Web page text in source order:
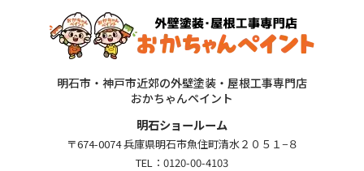
明石市・神戸市近郊の外壁塗装・屋根工事専門店
おかちゃんペイント
明石ショールーム
〒674-0074 兵庫県明石市魚住町清水２０５１−８
TEL： 0120-00-4103